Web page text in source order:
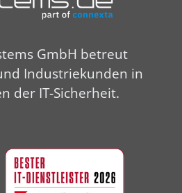
GmbH betreut
Industriekunden in
der IT-Sicherheit.